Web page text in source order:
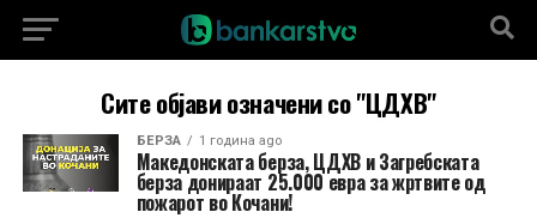
Сите објави означени со "ЦДХВ"
БЕРЗА 1 година ago
Македонската берза, ЦДХВ и Загребската
берза донираат 25.000 евра за жртвите од
пожарот во Кочани!